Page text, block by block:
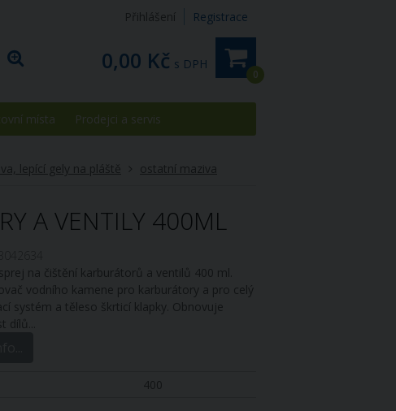
Přihlášení Registrace
0
0,00 Kč s DPH
místa Prodejci a servis
lepící gely na pláště ostatní maziva
A VENTILY 400ML
na čištění karburátorů a ventilů 400 ml.
vodního kamene pro karburátory a pro celý
systém a těleso škrticí klapky. Obnovuje
dílů.
400